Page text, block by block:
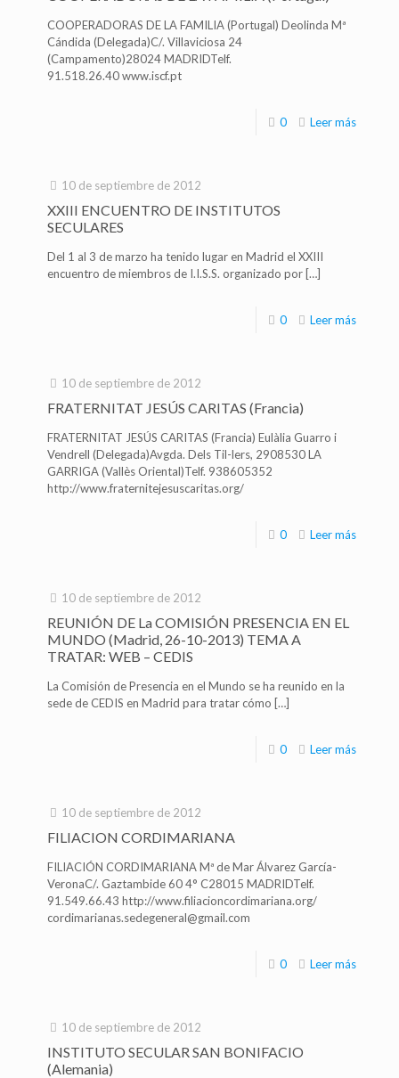
COOPERADORAS DE LA FAMILIA (Portugal) Deolinda Mª
Cándida (Delegada)C/. Villaviciosa 24
(Campamento)28024 MADRIDTelf.
91.518.26.40 www.iscf.pt
0 Leer más
10 de septiembre de 2012
XXIII ENCUENTRO DE INSTITUTOS
SECULARES
Del 1 al 3 de marzo ha tenido lugar en Madrid el XXIII
encuentro de miembros de I.I.S.S. organizado por […]
0 Leer más
10 de septiembre de 2012
FRATERNITAT JESÚS CARITAS (Francia)
FRATERNITAT JESÚS CARITAS (Francia) Eulàlia Guarro i
Vendrell (Delegada)Avgda. Dels Til-lers, 2908530 LA
GARRIGA (Vallès Oriental)Telf. 938605352
http://www.fraternitejesuscaritas.org/
0 Leer más
10 de septiembre de 2012
REUNIÓN DE La COMISIÓN PRESENCIA EN EL
MUNDO (Madrid, 26-10-2013) TEMA A
TRATAR: WEB – CEDIS
La Comisión de Presencia en el Mundo se ha reunido en la
sede de CEDIS en Madrid para tratar cómo […]
0 Leer más
10 de septiembre de 2012
FILIACION CORDIMARIANA
FILIACIÓN CORDIMARIANA Mª de Mar Álvarez García-
VeronaC/. Gaztambide 60 4° C28015 MADRIDTelf.
91.549.66.43 http://www.filiacioncordimariana.org/
cordimarianas.sedegeneral@gmail.com
0 Leer más
10 de septiembre de 2012
INSTITUTO SECULAR SAN BONIFACIO
(Alemania)